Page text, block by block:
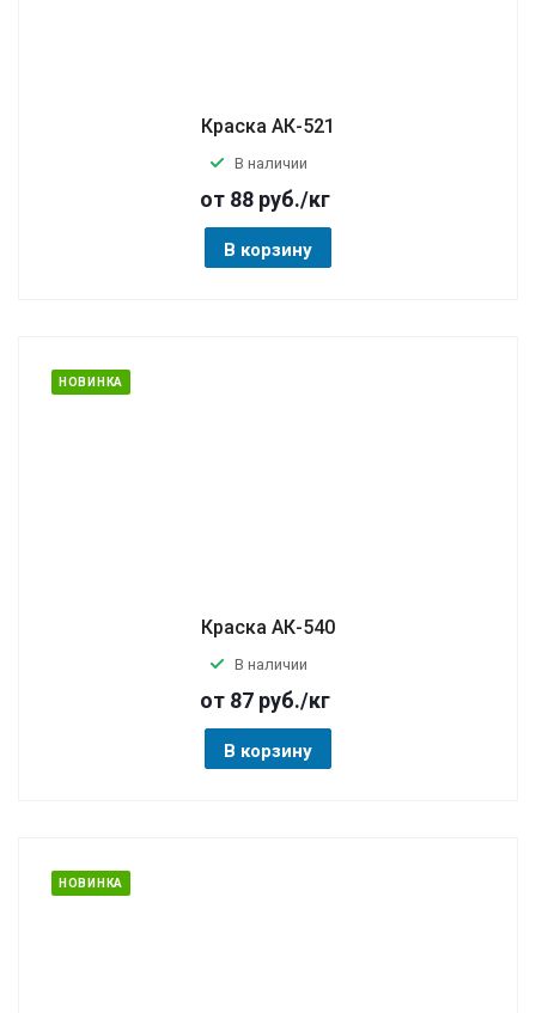
Краска АК-521
В наличии
от 88 руб./кг
В корзину
НОВИНКА
Краска АК-540
В наличии
от 87 руб./кг
В корзину
НОВИНКА